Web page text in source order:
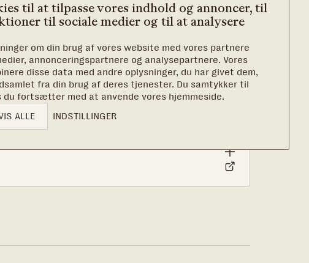
for
3.000 børn og unge til at bryde negative
bedre fremtid for dem selv. Støt TUBA og vær med
forskel.
til at tilpasse vores indhold og annoncer, til
til sociale medier og til at analysere
om din brug af vores website med vores partnere
annonceringspartnere og analysepartnere. Vores
disse data med andre oplysninger, du har givet dem,
fra din brug af deres tjenester. Du samtykker til
du fortsætter med at anvende vores hjemmeside.
ALLE INDSTILLINGER